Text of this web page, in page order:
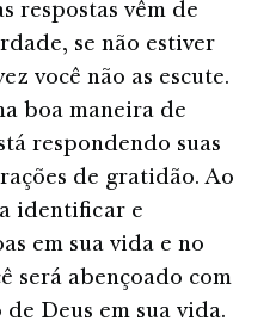
respostas vêm de
se não estiver
você não as escute.
boa maneira de
respondendo suas
de gratidão. Ao
identificar e
em sua vida e no
será abençoado com
Deus em sua vida.